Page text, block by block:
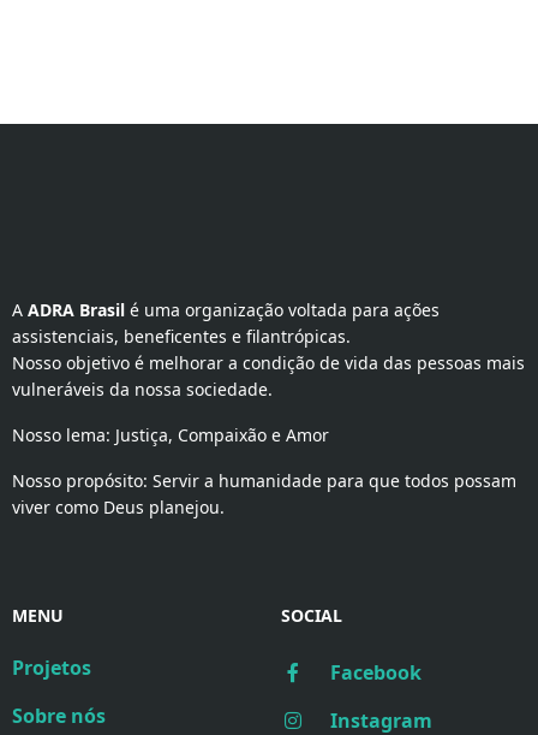
A ADRA Brasil é uma organização voltada para ações
assistenciais, beneficentes e filantrópicas.
Nosso objetivo é melhorar a condição de vida das pessoas mais
vulneráveis da nossa sociedade.
Nosso lema: Justiça, Compaixão e Amor
Nosso propósito: Servir a humanidade para que todos possam
viver como Deus planejou.
MENU
Projetos
Sobre nós
SOCIAL
Facebook
Instagram